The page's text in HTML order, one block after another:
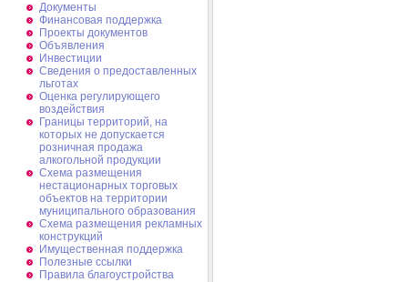
Документы
Финансовая поддержка
Проекты документов
Объявления
Инвестиции
Сведения о предоставленных
льготах
Оценка регулирующего
воздействия
Границы территорий, на
которых не допускается
розничная продажа
алкогольной продукции
Схема размещения
нестационарных торговых
объектов на территории
муниципального образования
Схема размещения рекламных
конструкций
Имущественная поддержка
Полезные ссылки
Правила благоустройства